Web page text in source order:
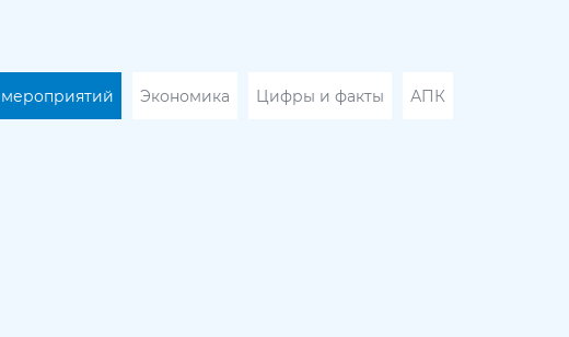
Экономика Цифры и факты АПК